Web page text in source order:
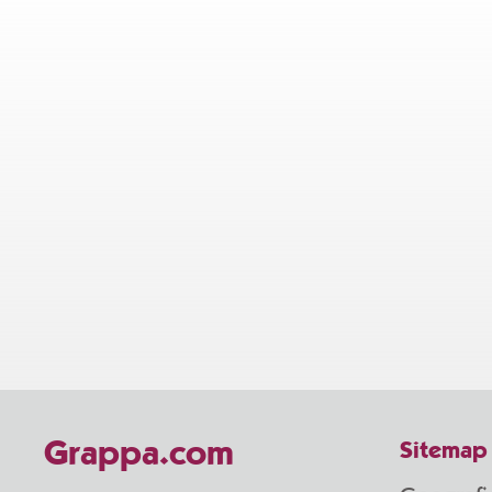
Grappa.com
Sitemap